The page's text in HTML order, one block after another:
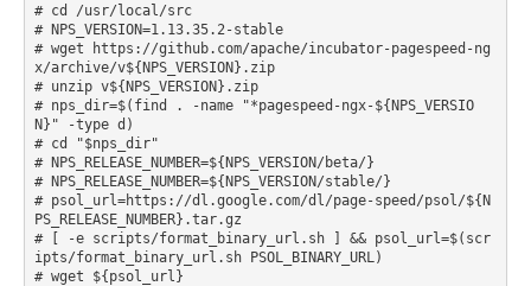
# cd /usr/local/src
# NPS_VERSION=1.13.35.2-stable
# wget https://github.com/apache/incubator-pagespeed-ng
x/archive/v${NPS_VERSION}.zip
# unzip v${NPS_VERSION}.zip
# nps_dir=$(find . -name "*pagespeed-ngx-${NPS_VERSIO
N}" -type d)
# cd "$nps_dir"
# NPS_RELEASE_NUMBER=${NPS_VERSION/beta/}
# NPS_RELEASE_NUMBER=${NPS_VERSION/stable/}
# psol_url=https://dl.google.com/dl/page-speed/psol/${N
PS_RELEASE_NUMBER}.tar.gz
# [ -e scripts/format_binary_url.sh ] && psol_url=$(scr
ipts/format_binary_url.sh PSOL_BINARY_URL)
# wget ${psol_url}